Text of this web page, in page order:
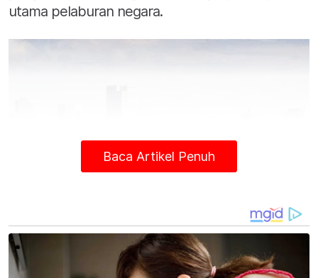
utama pelaburan negara.
Johor akan terus maju sebagai pusat pelaburan bertaraf
antarabangsa.
Baca Artikel Penuh